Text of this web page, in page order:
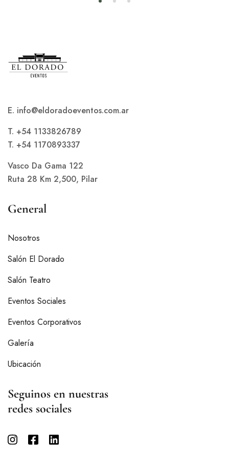
E. info@eldoradoeventos.com.ar
T. +54 1133826789
T. +54 1170893337
Vasco Da Gama 122
Ruta 28 Km 2,500, Pilar
General
Nosotros
Salón El Dorado
Salón Teatro
Eventos Sociales
Eventos Corporativos
Galería
Ubicación
Seguinos en nuestras
redes sociales